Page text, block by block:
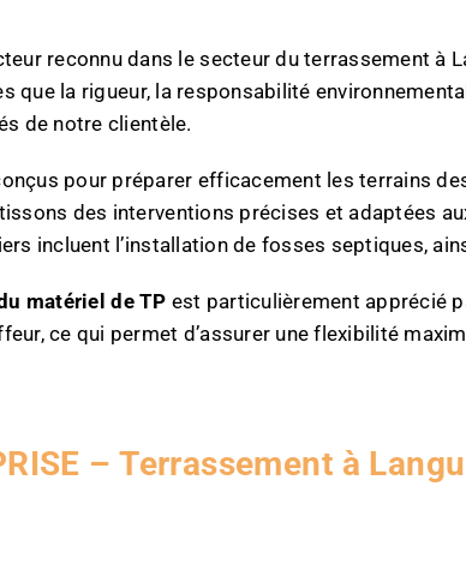
reconnu dans le secteur du
que la rigueur, la responsabilité
de notre clientèle.
pour préparer efficacement les terrains
des interventions précises et adaptées
incluent l’installation de fosses septiques,
matériel de TP est particulièrement apprécié
ce qui permet d’assurer une flexibilité
– Terrassement à